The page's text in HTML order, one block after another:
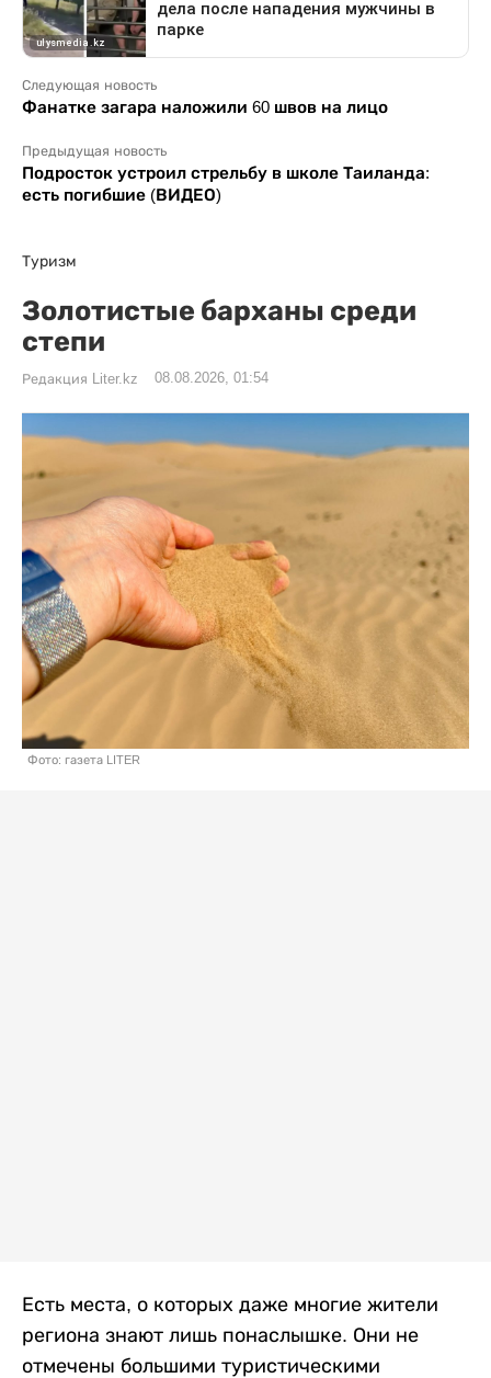
Следующая новость
Фанатке загара наложили 60 швов на лицо
Предыдущая новость
Подросток устроил стрельбу в школе Таиланда:
есть погибшие (ВИДЕО)
Туризм
Золотистые барханы среди
степи
Редакция Liter.kz 08.08.2026, 01:54
Фото: газета LITER
Есть места, о которых даже многие жители
региона знают лишь понаслышке. Они не
отмечены большими туристическими